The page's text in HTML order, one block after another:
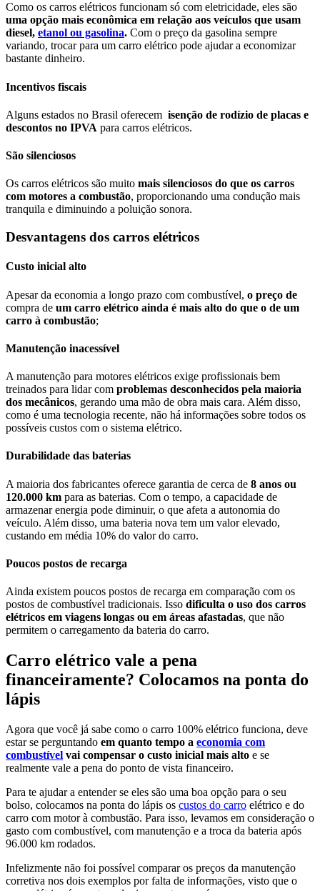
Como os carros elétricos funcionam só com eletricidade, eles são
uma opção mais econômica em relação aos veículos que usam
diesel, etanol ou gasolina. Com o preço da gasolina sempre
variando, trocar para um carro elétrico pode ajudar a economizar
bastante dinheiro.
Incentivos fiscais
Alguns estados no Brasil oferecem isenção de rodízio de placas e
descontos no IPVA para carros elétricos.
São silenciosos
Os carros elétricos são muito mais silenciosos do que os carros
com motores a combustão, proporcionando uma condução mais
tranquila e diminuindo a poluição sonora.
Desvantagens dos carros elétricos
Custo inicial alto
Apesar da economia a longo prazo com combustível, o preço de
compra de um carro elétrico ainda é mais alto do que o de um
carro à combustão;
Manutenção inacessível
A manutenção para motores elétricos exige profissionais bem
treinados para lidar com problemas desconhecidos pela maioria
dos mecânicos, gerando uma mão de obra mais cara. Além disso,
como é uma tecnologia recente, não há informações sobre todos os
possíveis custos com o sistema elétrico.
Durabilidade das baterias
A maioria dos fabricantes oferece garantia de cerca de 8 anos ou
120.000 km para as baterias. Com o tempo, a capacidade de
armazenar energia pode diminuir, o que afeta a autonomia do
veículo. Além disso, uma bateria nova tem um valor elevado,
custando em média 10% do valor do carro.
Poucos postos de recarga
Ainda existem poucos postos de recarga em comparação com os
postos de combustível tradicionais. Isso dificulta o uso dos carros
elétricos em viagens longas ou em áreas afastadas, que não
permitem o carregamento da bateria do carro.
Carro elétrico vale a pena
financeiramente? Colocamos na ponta do
lápis
Agora que você já sabe como o carro 100% elétrico funciona, deve
estar se perguntando em quanto tempo a economia com
combustível vai compensar o custo inicial mais alto e se
realmente vale a pena do ponto de vista financeiro.
Para te ajudar a entender se eles são uma boa opção para o seu
bolso, colocamos na ponta do lápis os custos do carro elétrico e do
carro com motor à combustão. Para isso, levamos em consideração o
gasto com combustível, com manutenção e a troca da bateria após
96.000 km rodados.
Infelizmente não foi possível comparar os preços da manutenção
corretiva nos dois exemplos por falta de informações, visto que o